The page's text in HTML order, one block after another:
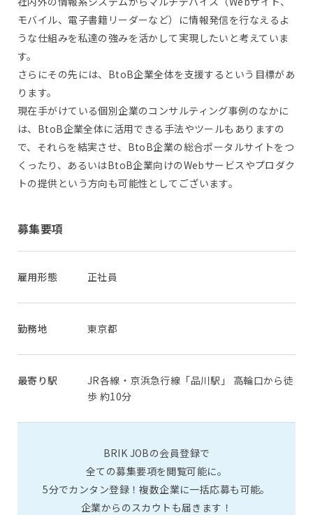
モバイル、電子書籍リーダーなど）に情報発信を行なえるよ
うな仕組みを私達の強みを活かして実現したいと考えていま
す。
さらにその先には、BtoB企業全体を支援するという目標があ
ります。
現在手がけている個別企業のコンサルティング事例のなかに
は、BtoB企業全体に活用できる手法やツールもありますの
で、それらを結実させ、BtoB企業の総合ポータルサイトをつ
くったり、あるいはBtoB企業向けのWebサービスやプロダク
トの提供という方向も可能性としてございます。
募集要項
雇用形態 正社員
勤務地 東京都
最寄り駅
JR各線・京浜急⾏線「品川駅」 ⾼輪⼝から徒
歩 約10分
BRIK JOBの会員登録で
全ての募集要項を閲覧可能に。
5分でカンタン登録！複数企業に一括応募も可能。
企業からのスカウトも届きます！